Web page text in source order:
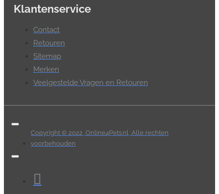
Klantenservice
Contact
Retouren
Sitemap
Merken
Veelgestelde Vragen en Retouren
Copyright © 2022, Online4Pets.nl, Alle rechten
voorbehouden